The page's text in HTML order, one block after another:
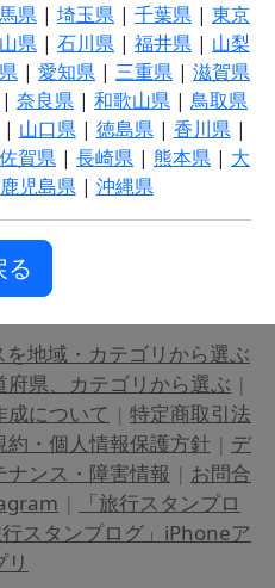
県 | 埼玉県 | 千葉県 | 東京
県 | 石川県 | 福井県 | 山梨
| 愛知県 | 三重県 | 滋賀県
| 奈良県 | 和歌山県 | 鳥取県
山口県| 徳島県| 香川県|
佐賀県 | 長崎県 | 熊本県 | 大
鹿児島県| 沖縄県
る
地域・カテゴリから選ぶ
県、カテゴリから選ぶ |
成について | 特定商取引法
約・個人情報保護方針 | デ
ナンス・障害情報 | お問合
|
「旅行スタンプロ
行スタンプログ」iPhoneア
リ